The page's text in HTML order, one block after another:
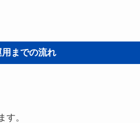
用までの流れ
す。